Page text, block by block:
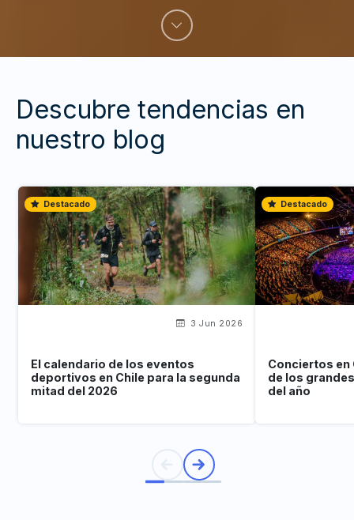
Descubre tendencias en
nuestro blog
Destacado
3 Jun 2026
El calendario de los eventos
deportivos en Chile para la segunda
mitad del 2026
Destacado
Conciertos en
de los
del año